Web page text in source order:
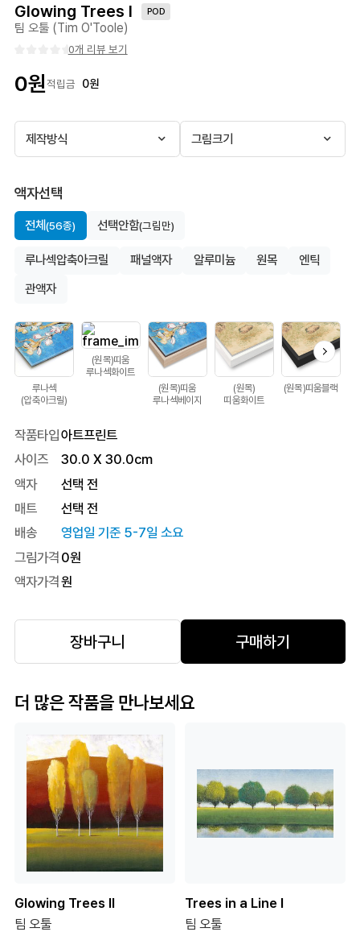
Glowing Trees I POD
팀 오툴 (Tim O'Toole)
0개 리뷰 보기
0원적립금 0원
제작방식 그림크기
액자선택
전체(56종) 선택안함(그림만)
루나섹압축아크릴 패널액자 알루미늄 원목
엔틱
관액자
루나섹
(압축아크릴)
(원목)띠움
루나섹화이트
(원목)띠움
루나섹베이지
(원목)
띠움화이트
(원목)띠움블랙
작품타입아트프린트
사이즈
30.0 X 30.0cm
액자
선택 전
매트
선택 전
배송
영업일 기준 5-7일 소요
그림가격 0원
액자가격원
장바구니 구매하기
더 많은 작품을 만나보세요
Glowing Trees II
팀 오툴
Trees in a Line I
팀 오툴